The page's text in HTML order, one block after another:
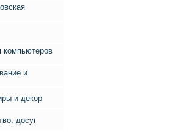
компьютеров
и
и декор
досуг